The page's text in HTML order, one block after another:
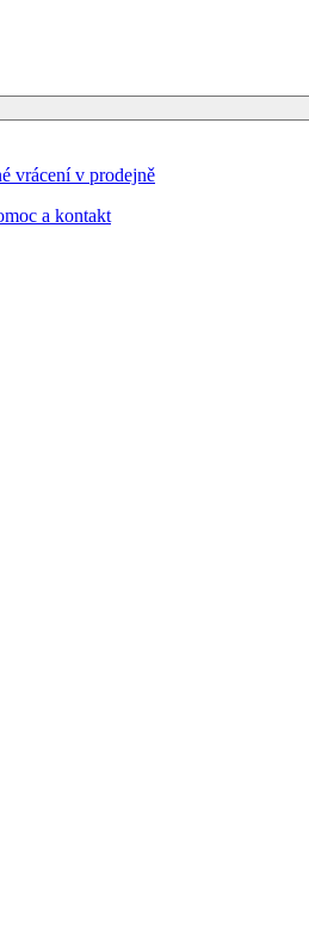
vrácení v prodejně
a kontakt